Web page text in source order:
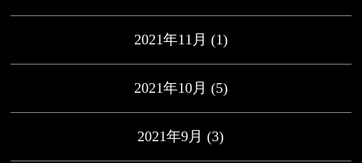
2021年11月 (1)
2021年10月 (5)
2021年9月 (3)